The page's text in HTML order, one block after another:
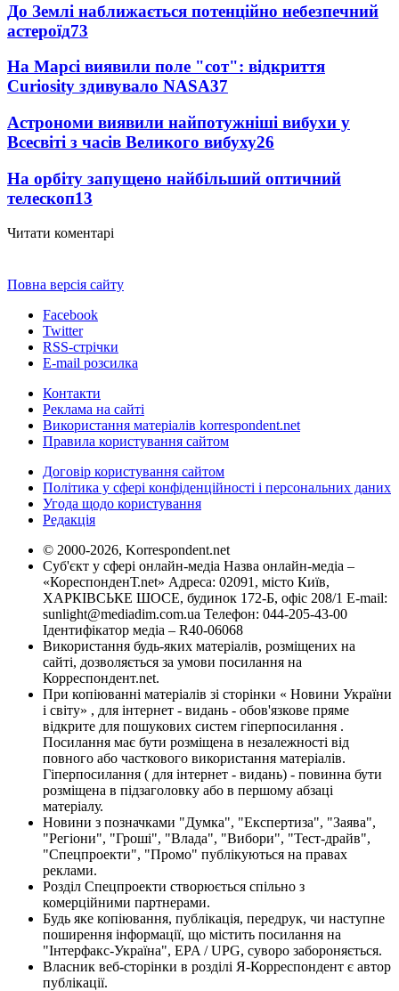
До Землі наближається потенційно небезпечний
астероїд73
На Марсі виявили поле "сот": відкриття
Curiosity здивувало NASA37
Астрономи виявили найпотужніші вибухи у
Всесвіті з часів Великого вибуху26
На орбіту запущено найбільший оптичний
телескоп13
Читати коментарі
Повна версія сайту
Facebook
Twitter
RSS-стрічки
E-mail розсилка
Контакти
Реклама на сайті
Використання матеріалів korrespondent.net
Правила користування сайтом
Договір користування сайтом
Політика у сфері конфіденційності і персональних даних
Угода щодо користування
Редакція
© 2000-2026, Korrespondent.net
Суб'єкт у сфері онлайн-медіа Назва онлайн-медіа –
«КореспонденТ.net» Адреса: 02091, місто Київ,
ХАРКІВСЬКЕ ШОСЕ, будинок 172-Б, офіс 208/1 E-mail:
sunlight@mediadim.com.ua Телефон: 044-205-43-00
Ідентифікатор медіа – R40-06068
Використання будь-яких матеріалів, розміщених на
сайті, дозволяється за умови посилання на
Корреспондент.net.
При копіюванні матеріалів зі сторінки « Новини України
і світу» , для інтернет - видань - обов'язкове пряме
відкрите для пошукових систем гіперпосилання .
Посилання має бути розміщена в незалежності від
повного або часткового використання матеріалів.
Гіперпосилання ( для інтернет - видань) - повинна бути
розміщена в підзаголовку або в першому абзаці
матеріалу.
Новини з позначками "Думка", "Експертиза", "Заява",
"Регіони", "Гроші", "Влада", "Вибори", "Тест-драйв",
"Спецпроекти", "Промо" публікуються на правах
реклами.
Розділ Спецпроекти створюється спільно з
комерційними партнерами.
Будь яке копіювання, публікація, передрук, чи наступне
поширення інформації, що містить посилання на
"Інтерфакс-Україна", EPA / UPG, суворо забороняється.
Власник веб-сторінки в розділі Я-Корреспондент є автор
публікації.